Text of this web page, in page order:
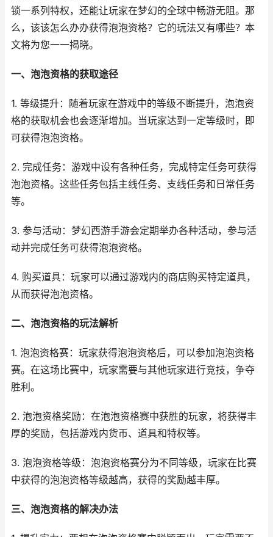
锁一系列特权，还能让玩家在梦幻的全球中畅游无阻。那
么，该该怎么办办获得泡泡资格？它的玩法又有哪些？本
文将为您一一揭晓。
一、泡泡资格的获取途径
1. 等级提升：随着玩家在游戏中的等级不断提升，泡泡资
格的获取机会也会逐渐增加。当玩家达到一定等级时，即
可获得泡泡资格。
2. 完成任务：游戏中设有各种任务，完成特定任务可获得
泡泡资格。这些任务包括主线任务、支线任务和日常任务
等。
3. 参与活动：梦幻西游手游会定期举办各种活动，参与活
动并完成任务可获得泡泡资格。
4. 购买道具：玩家可以通过游戏内的商店购买特定道具，
从而获得泡泡资格。
二、泡泡资格的玩法解析
1. 泡泡资格赛：玩家获得泡泡资格后，可以参加泡泡资格
赛。在这场比赛中，玩家需要与其他玩家进行竞技，争夺
胜利。
2. 泡泡资格奖励：在泡泡资格赛中获胜的玩家，将获得丰
厚的奖励，包括游戏内货币、道具和特权等。
3. 泡泡资格等级：泡泡资格赛分为不同等级，玩家在比赛
中获得的泡泡资格等级越高，获得的奖励越丰厚。
三、泡泡资格的解决办法